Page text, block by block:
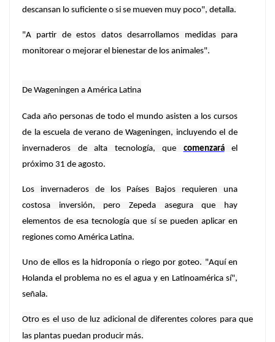
descansan lo suficiente o si se mueven muy poco", detalla.
"A partir de estos datos desarrollamos medidas para
monitorear o mejorar el bienestar de los animales".
De Wageningen a América Latina
Cada año personas de todo el mundo asisten a los cursos
de la escuela de verano de Wageningen, incluyendo el de
invernaderos de alta tecnología, que comenzaráel
próximo 31 de agosto.
Los invernaderos de los Países Bajos requieren una
costosa inversión, pero Zepeda asegura que hay
elementos de esa tecnología que sí se pueden aplicar en
regiones como América Latina.
Uno de ellos es la hidroponía o riego por goteo. "Aquí en
Holanda el problema no es el agua y en Latinoamérica sí",
señala.
Otro es el uso de luz adicional de diferentes colores para que
las plantas puedan producir más.